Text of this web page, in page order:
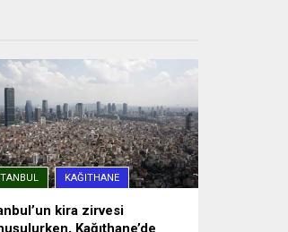
KAĞITHANE
kira zirvesi
Kağıthane’de